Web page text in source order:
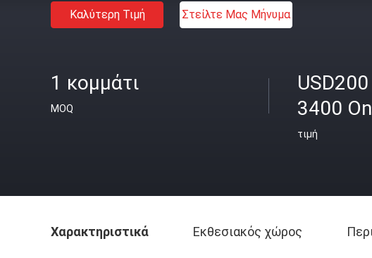
Καλύτερη Τιμή Στείλτε Μας Μήνυμα
1 κομμάτι
MOQ
3400
τιμή
Χαρακτηριστικά Εκθεσιακός χώρος